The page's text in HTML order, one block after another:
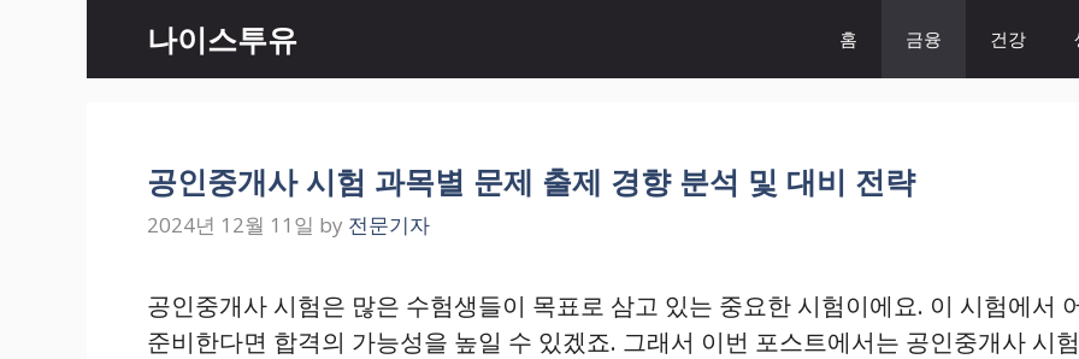
content
나이스투유 홈 금융 건강
공인중개사 시험 과목별 문제 출제 경향 분석 및 대비 전략
2024년 12월 11일 by 전문기자
공인중개사 시험은 많은 수험생들이 목표로 삼고 있는 중요한 시험이에요. 이 시험에서
준비한다면 합격의 가능성을 높일 수 있겠죠. 그래서 이번 포스트에서는 공인중개사 시